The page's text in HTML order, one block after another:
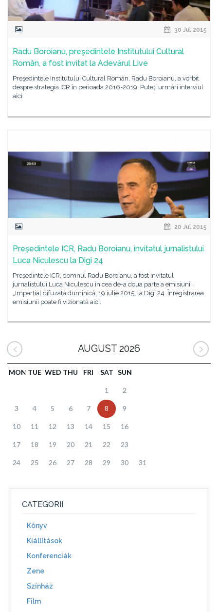
30 Jul 2015
Radu Boroianu, preşedintele Institutului Cultural
Român, a fost invitat la Adevărul Live
Preşedintele Institutului Cultural Român, Radu Boroianu, a vorbit
despre strategia ICR în perioada 2016-2019. Puteţi urmări interviul
aici:
20 Jul 2015
Președintele ICR, Radu Boroianu, invitatul jurnalistului
Luca Niculescu la Digi 24
Președintele ICR, domnul Radu Boroianu, a fost invitatul
jurnalistului Luca Niculescu în cea de-a doua parte a emisiunii
„Imparțial difuzată duminică, 19 iulie 2015, la Digi 24. Înregistrarea
emisiunii poate fi vizionată aici.
AUGUST 2026
MON TUE WED THU FRI SAT SUN
1 2
3 4 5 6 7 8 9
10 11 12 13 14 15 16
17 18 19 20 21 22 23
24 25 26 27 28 29 30 31
CATEGORII
Könyv
Kiállítások
Konferenciák
Zene
Színház
Film